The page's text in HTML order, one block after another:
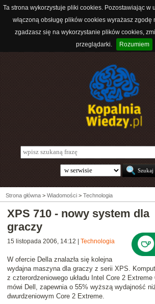
Ta strona wykorzystuje pliki cookies. Pozostawiając w
włączoną obsługę plików cookies wyrażasz zgodę
zgadzasz się na wykorzystanie plików cookies,
przeglądarki.
Rozumiem
Strona główna > Wiadomości > Technologia
XPS 710 - nowy system dla
graczy
15 listopada 2006, 14:12 Technologia
W ofercie Della znalazła się kolejna
wydajna maszyna dla graczy z serii XPS.
z czterordzeniowego układu Intel Core 2 Extreme
mówi Dell, zapewnia o 55% wyższą wydajność
dwurdzeniowym Core 2 Extreme.